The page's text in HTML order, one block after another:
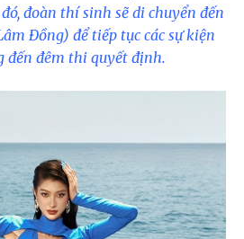
đoàn thí sinh sẽ di chuyển đến
Đồng) để tiếp tục các sự kiện
đến đêm thi quyết định.